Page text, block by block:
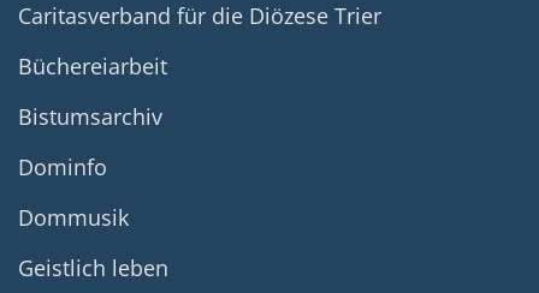
Caritasverband für die Diözese Trier
Büchereiarbeit
Bistumsarchiv
Dominfo
Dommusik
Geistlich leben